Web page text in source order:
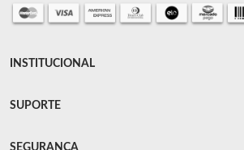
INSTITUCIONAL
SUPORTE
SEGURANÇA